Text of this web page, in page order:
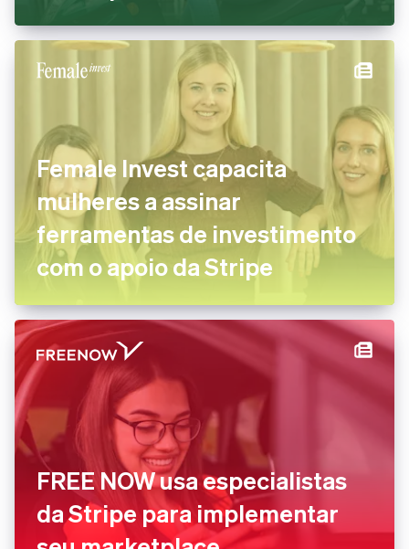
Female Invest capacita
mulheres a assinar
ferramentas de investimento
com o apoio da Stripe
FREE NOW usa especialistas
da Stripe para implementar